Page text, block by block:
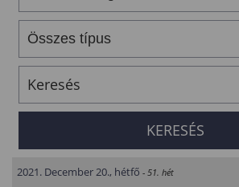
2021. December 20., hétfő - 51. hét